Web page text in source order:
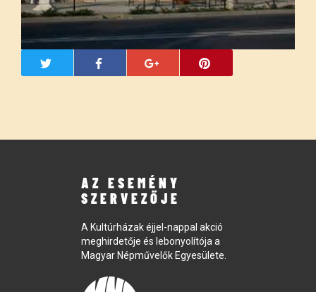
AZ ESEMÉNY
SZERVEZŐJE
A Kultúrházak éjjel-nappal akció
meghirdetője és lebonyolítója a
Magyar Népművelők Egyesülete.